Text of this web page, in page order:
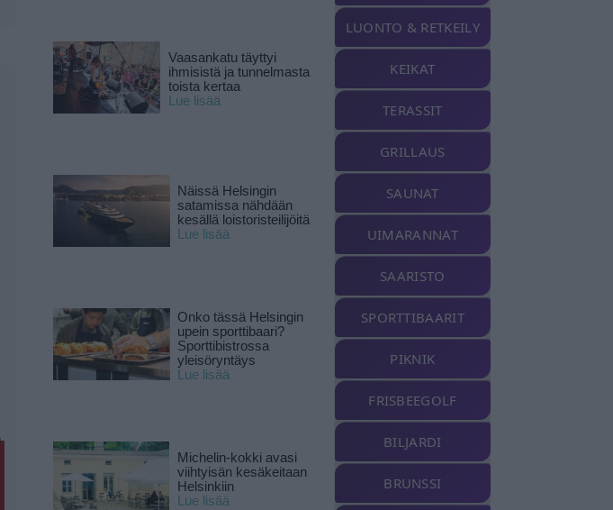
Vaasankatu täyttyi
ihmisistä ja tunnelmasta
toista kertaa
Lue lisää
Näissä Helsingin
satamissa nähdään
kesällä loistoristeilijöitä
Lue lisää
Onko tässä Helsingin
upein sporttibaari?
Sporttibistrossa
yleisöryntäys
Lue lisää
Michelin-kokki avasi
viihtyisän kesäkeitaan
Helsinkiin
Lue lisää
LUONTO & RETKEILY
KEIKAT
TERASSIT
GRILLAUS
SAUNAT
UIMARANNAT
SAARISTO
SPORTTIBAARIT
PIKNIK
FRISBEEGOLF
BILJARDI
BRUNSSI